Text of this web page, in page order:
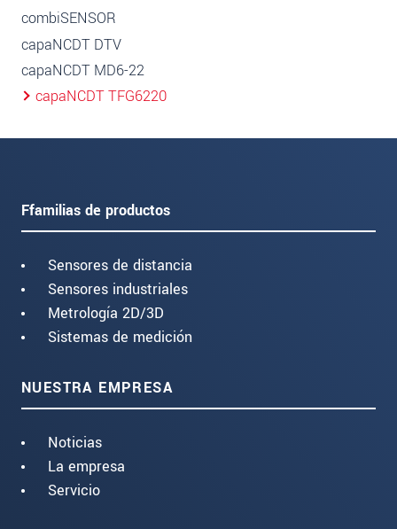
combiSENSOR
capaNCDT DTV
capaNCDT MD6-22
capaNCDT TFG6220
Ffamilias de productos
Sensores de distancia
Sensores industriales
Metrología 2D/3D
Sistemas de medición
NUESTRA EMPRESA
Noticias
La empresa
Servicio